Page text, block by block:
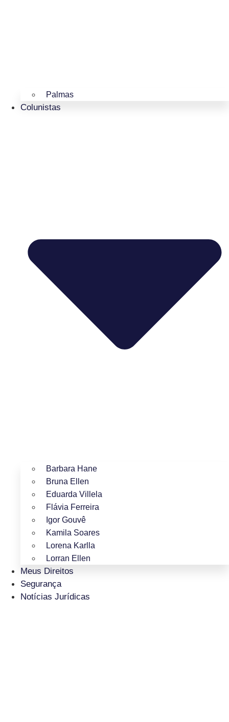
Palmas
Colunistas
Barbara Hane
Bruna Ellen
Eduarda Villela
Flávia Ferreira
Igor Gouvê
Kamila Soares
Lorena Karlla
Lorran Ellen
Meus Direitos
Segurança
Notícias Jurídicas